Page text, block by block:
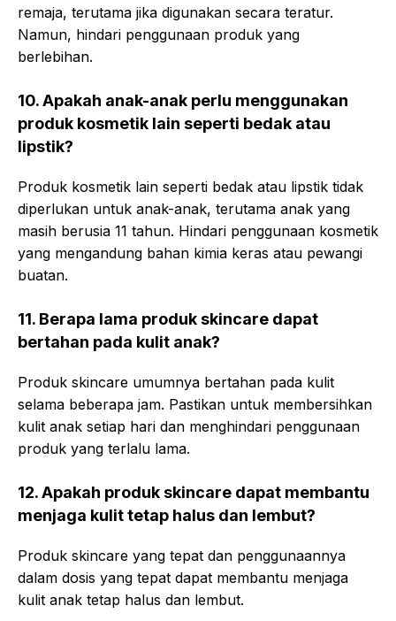
remaja, terutama jika digunakan secara teratur.
Namun, hindari penggunaan produk yang
berlebihan.
10. Apakah anak-anak perlu menggunakan
produk kosmetik lain seperti bedak atau
lipstik?
Produk kosmetik lain seperti bedak atau lipstik tidak
diperlukan untuk anak-anak, terutama anak yang
masih berusia 11 tahun. Hindari penggunaan kosmetik
yang mengandung bahan kimia keras atau pewangi
buatan.
11. Berapa lama produk skincare dapat
bertahan pada kulit anak?
Produk skincare umumnya bertahan pada kulit
selama beberapa jam. Pastikan untuk membersihkan
kulit anak setiap hari dan menghindari penggunaan
produk yang terlalu lama.
12. Apakah produk skincare dapat membantu
menjaga kulit tetap halus dan lembut?
Produk skincare yang tepat dan penggunaannya
dalam dosis yang tepat dapat membantu menjaga
kulit anak tetap halus dan lembut.